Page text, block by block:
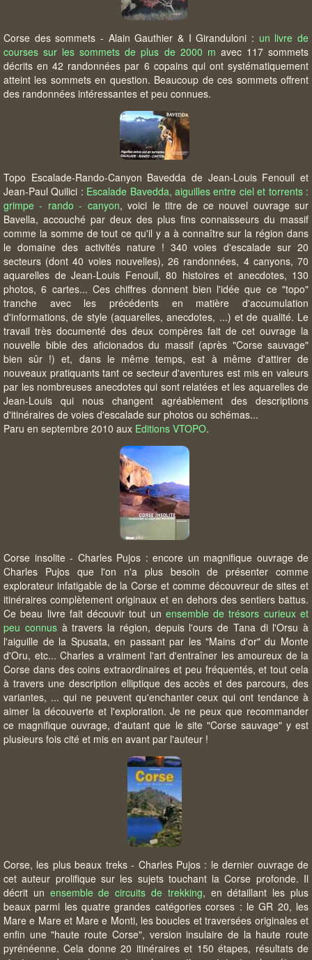
Corse des sommets - Alain Gauthier & I Giranduloni : un livre de
courses sur les sommets de plus de 2000 m avec 117 sommets
décrits en 42 randonnées par 6 copains qui ont systématiquement
atteint les sommets en question. Beaucoup de ces sommets offrent
des randonnées intéressantes et peu connues.
Topo Escalade-Rando-Canyon Bavedda de Jean-Louis Fenouil et
Jean-Paul Quilici : Escalade Bavedda, aiguilles entre ciel et torrents :
grimpe - rando - canyon, voici le titre de ce nouvel ouvrage sur
Bavella, accouché par deux des plus fins connaisseurs du massif
comme la somme de tout ce qu'il y a à connaître sur la région dans
le domaine des activités nature ! 340 voies d'escalade sur 20
secteurs (dont 40 voies nouvelles), 26 randonnées, 4 canyons, 70
aquarelles de Jean-Louis Fenouil, 80 histoires et anecdotes, 130
photos, 6 cartes... Ces chiffres donnent bien l'idée que ce "topo"
tranche avec les précédents en matière d'accumulation
d'informations, de style (aquarelles, anecdotes, ...) et de qualité. Le
travail très documenté des deux compères fait de cet ouvrage la
nouvelle bible des aficionados du massif (après "Corse sauvage"
bien sûr !) et, dans le même temps, est à même d'attirer de
nouveaux pratiquants tant ce secteur d'aventures est mis en valeurs
par les nombreuses anecdotes qui sont relatées et les aquarelles de
Jean-Louis qui nous changent agréablement des descriptions
d'itinéraires de voies d'escalade sur photos ou schémas...
Paru en septembre 2010 aux Editions VTOPO.
Corse insolite - Charles Pujos : encore un magnifique ouvrage de
Charles Pujos que l'on n'a plus besoin de présenter comme
explorateur infatigable de la Corse et comme découvreur de sites et
itinéraires complètement originaux et en dehors des sentiers battus.
Ce beau livre fait découvir tout un ensemble de trésors curieux et
peu connusà travers la région, depuis l'ours de Tana di l'Orsu à
l'aiguille de la Spusata, en passant par les "Mains d'or" du Monte
d'Oru, etc... Charles a vraiment l'art d'entraîner les amoureux de la
Corse dans des coins extraordinaires et peu fréquentés, et tout cela
à travers une description elliptique des accès et des parcours, des
variantes, ... qui ne peuvent qu'enchanter ceux qui ont tendance à
aimer la découverte et l'exploration. Je ne peux que recommander
ce magnifique ouvrage, d'autant que le site "Corse sauvage" y est
plusieurs fois cité et mis en avant par l'auteur !
Corse, les plus beaux treks - Charles Pujos : le dernier ouvrage de
cet auteur prolifique sur les sujets touchant la Corse profonde. Il
décrit un ensemble de circuits de trekking, en détaillant les plus
beaux parmi les quatre grandes catégories corses : le GR 20, les
Mare e Mare et Mare e Monti, les boucles et traversées originales et
enfin une "haute route Corse", version insulaire de la haute route
pyrénéenne. Cela donne 20 itinéraires et 150 étapes, résultats de